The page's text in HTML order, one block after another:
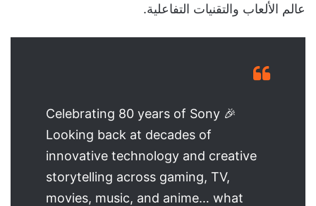
عالم الألعاب والتقنيات التفاعلية.
Celebrating 80 years of Sony 🎉
Looking back at decades of
innovative technology and creative
storytelling across gaming, TV,
movies, music, and anime… what